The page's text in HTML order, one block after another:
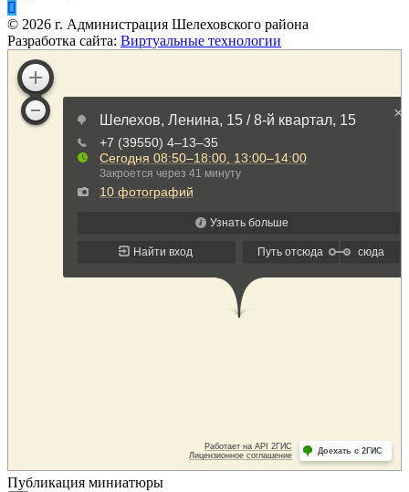
© 2026 г. Администрация Шелеховского района
Разработка сайта: Виртуальные технологии
Публикация миниатюры